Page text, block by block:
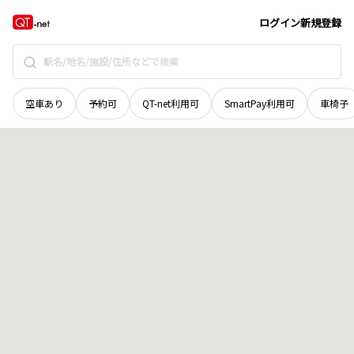
ログイン新規登録
空車あり 予約可 QT-net利用可 SmartPay利用可 車椅子
茨城県